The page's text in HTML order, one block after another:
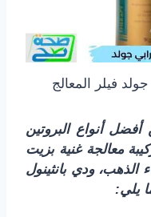
فيلر المعالج
أنواع البروتين
معالجة غنية بزيت
الذهب، ودي بانثينول
يلي: